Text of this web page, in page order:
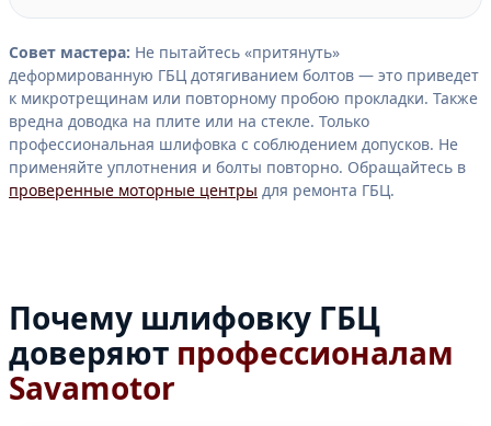
Совет мастера: Не пытайтесь «притянуть»
деформированную ГБЦ дотягиванием болтов — это приведет
к микротрещинам или повторному пробою прокладки. Также
вредна доводка на плите или на стекле. Только
профессиональная шлифовка с соблюдением допусков. Не
применяйте уплотнения и болты повторно. Обращайтесь в
проверенные моторные центры для ремонта ГБЦ.
Почему шлифовку ГБЦ
доверяют профессионалам
Savamotor